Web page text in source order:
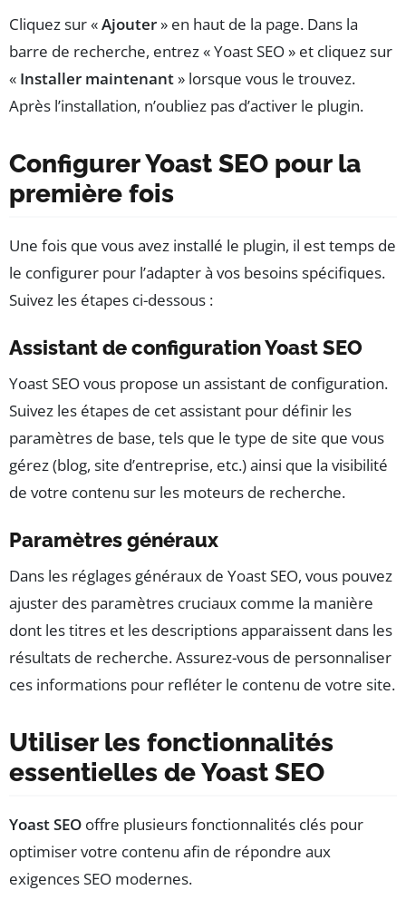
Cliquez sur «Ajouter» en haut de la page. Dans la
barre de recherche, entrez « Yoast SEO » et cliquez sur
« Installer maintenant» lorsque vous le trouvez.
Après l’installation, n’oubliez pas d’activer le plugin.
Configurer Yoast SEO pour la
première fois
Une fois que vous avez installé le plugin, il est temps de
le configurer pour l’adapter à vos besoins spécifiques.
Suivez les étapes ci-dessous :
Assistant de configuration Yoast SEO
Yoast SEO vous propose un assistant de configuration.
Suivez les étapes de cet assistant pour définir les
paramètres de base, tels que le type de site que vous
gérez (blog, site d’entreprise, etc.) ainsi que la visibilité
de votre contenu sur les moteurs de recherche.
Paramètres généraux
Dans les réglages généraux de Yoast SEO, vous pouvez
ajuster des paramètres cruciaux comme la manière
dont les titres et les descriptions apparaissent dans les
résultats de recherche. Assurez-vous de personnaliser
ces informations pour refléter le contenu de votre site.
Utiliser les fonctionnalités
essentielles de Yoast SEO
Yoast SEO offre plusieurs fonctionnalités clés pour
optimiser votre contenu afin de répondre aux
exigences SEO modernes.